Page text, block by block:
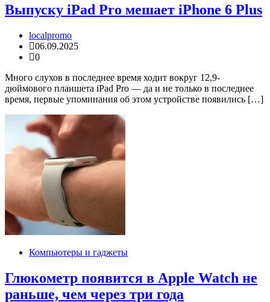
Выпуску iPad Pro мешает iPhone 6 Plus
localpromo
06.09.2025
0
Много слухов в последнее время ходит вокруг 12,9-
дюймового планшета iPad Pro — да и не только в последнее
время, первые упоминания об этом устройстве появились […]
Компьютеры и гаджеты
Глюкометр появится в Apple Watch не
раньше, чем через три года